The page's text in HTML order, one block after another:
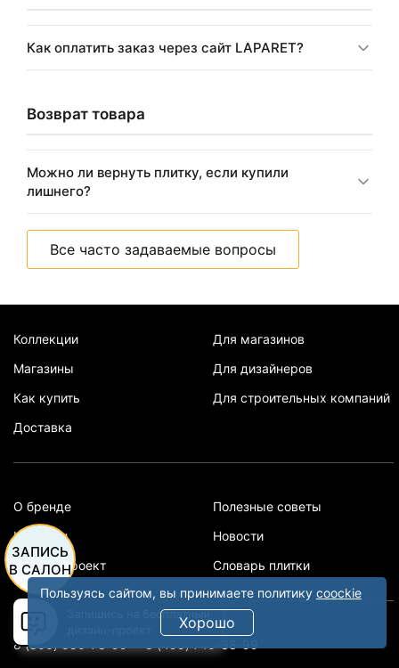
Как оплатить заказ через сайт LAPARET?
Возврат товара
Можно ли вернуть плитку, если купили
лишнего?
Все часто задаваемые вопросы
Коллекции
Магазины
Как купить
Доставка
Для магазинов
Для дизайнеров
Для строительных компаний
О бренде
Каталоги
Дизайн-проект
Полезные советы
Новости
Словарь плитки
8 (800) 550-78-99
ЗАПИСЬ
В САЛОН
Пользуясь сайтом, вы принимаете политику coockie
Хорошо